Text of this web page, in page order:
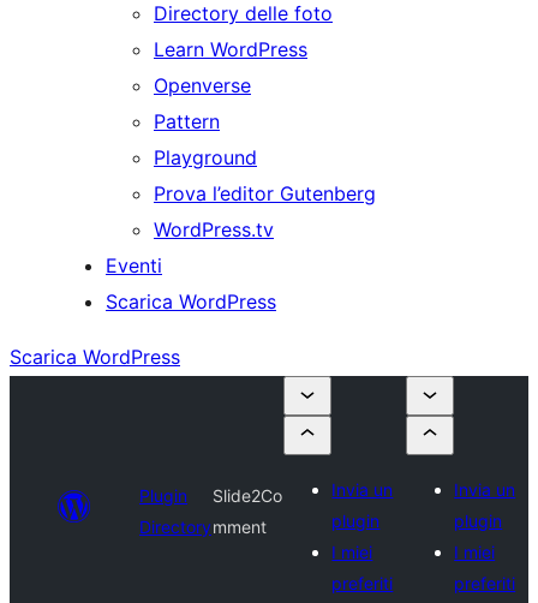
Directory delle foto
Learn WordPress
Openverse
Pattern
Playground
Prova l’editor Gutenberg
WordPress.tv
Eventi
Scarica WordPress
Scarica WordPress
Plugin
Directory
Slide2Co
mment
Invia un
plugin
I miei
preferiti
Invia un
plugin
I miei
preferiti